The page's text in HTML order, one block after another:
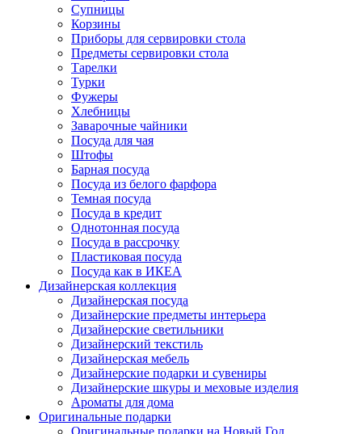
Супницы
Корзины
Приборы для сервировки стола
Предметы сервировки стола
Тарелки
Турки
Фужеры
Хлебницы
Заварочные чайники
Посуда для чая
Штофы
Барная посуда
Посуда из белого фарфора
Темная посуда
Посуда в кредит
Однотонная посуда
Посуда в рассрочку
Пластиковая посуда
Посуда как в ИКЕА
Дизайнерская коллекция
Дизайнерская посуда
Дизайнерские предметы интерьера
Дизайнерские светильники
Дизайнерский текстиль
Дизайнерская мебель
Дизайнерские подарки и сувениры
Дизайнерские шкуры и меховые изделия
Ароматы для дома
Оригинальные подарки
Оригинальные подарки на Новый Год